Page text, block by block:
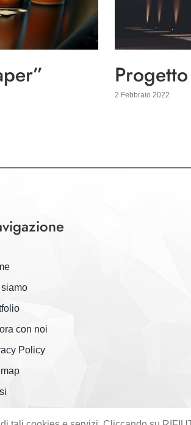
2 Febbraio 2022
con noi
Policy